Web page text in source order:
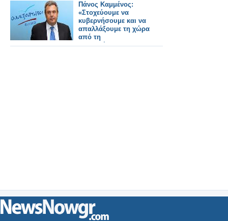
Πάνος Καμμένος:
«Στοχεύουμε να
κυβερνήσουμε και να
απαλλάξουμε τη χώρα
από τη
συγκυβέρνηση»